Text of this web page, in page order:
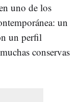
uno de los
un
un perfil
conservas